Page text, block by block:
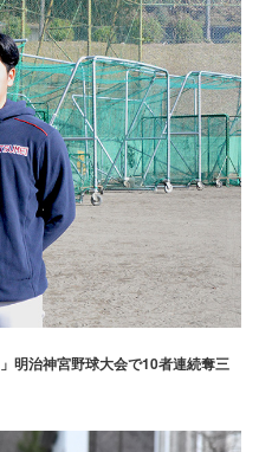
明治神宮野球大会で10者連続奪三